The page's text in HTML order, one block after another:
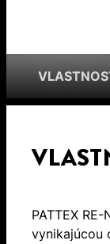
PATTEX
vynikajúcou